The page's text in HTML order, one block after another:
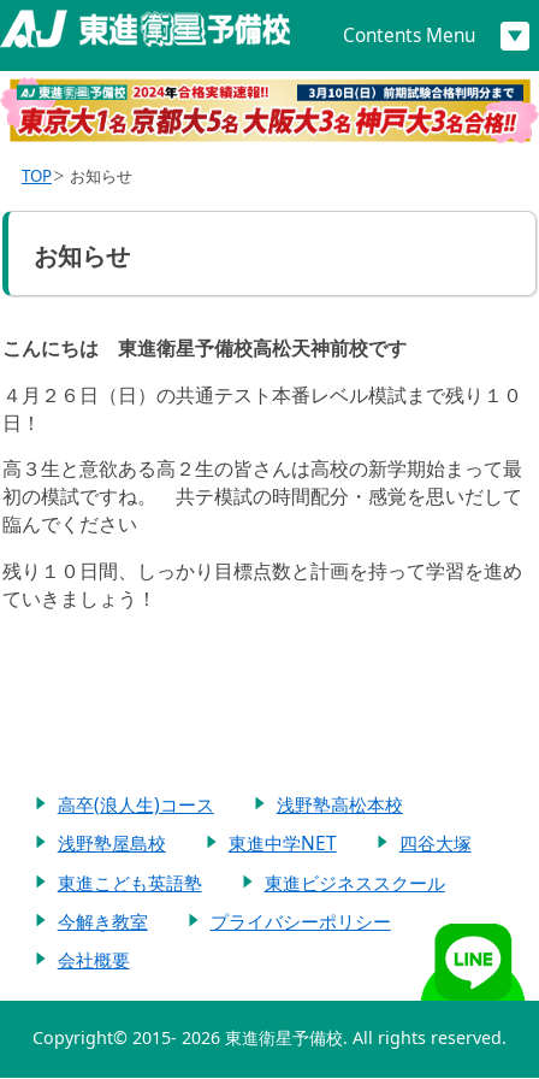
Contents Menu
TOP お知らせ
お知らせ
こんにちは 東進衛星予備校高松天神前校です
４月２６日（日）の共通テスト本番レベル模試まで残り１０
日！
高３生と意欲ある高２生の皆さんは高校の新学期始まって最
初の模試ですね。 共テ模試の時間配分・感覚を思いだして
臨んでください
残り１０日間、しっかり目標点数と計画を持って学習を進め
ていきましょう！
高卒(浪人生)コース
浅野塾高松本校
浅野塾屋島校
東進中学NET
四谷大塚
東進こども英語塾
東進ビジネススクール
今解き教室
プライバシーポリシー
会社概要
Copyright© 2015- 2026 東進衛星予備校. All rights reserved.